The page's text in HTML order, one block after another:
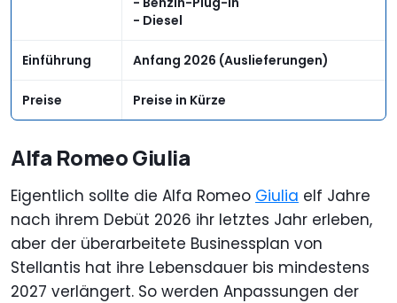
- Diesel
Einführung Anfang 2026 (Auslieferungen)
Preise Preise in Kürze
Alfa Romeo Giulia
Eigentlich sollte die Alfa Romeo Giulia elf Jahre
nach ihrem Debüt 2026 ihr letztes Jahr erleben,
aber der überarbeitete Businessplan von
Stellantis hat ihre Lebensdauer bis mindestens
2027 verlängert. So werden Anpassungen der